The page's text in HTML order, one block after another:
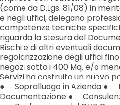
(come da D.Lgs. 81/08) in
e negli uffici, delegano
competenze tecniche
riguarda la stesura del
Rischi e di altri eventuali
regolarizzazione degli uffici
negozi sotto i 400 Mq. e/o
Servizi ha costruito un nuovo
● Sopralluogo in Azienda ●
Documentazione ●